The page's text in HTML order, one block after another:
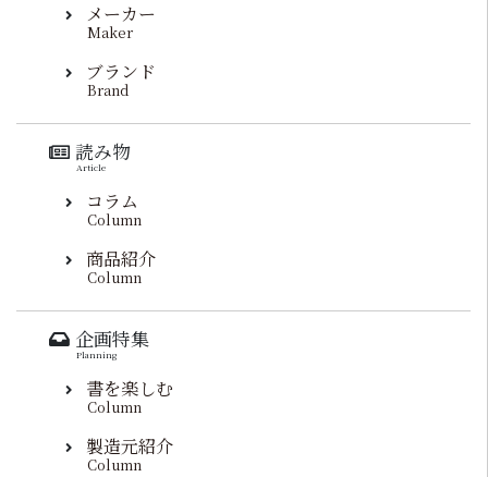
メーカー
Maker
ブランド
Brand
読み物
Article
コラム
Column
商品紹介
Column
企画特集
Planning
書を楽しむ
Column
製造元紹介
Column